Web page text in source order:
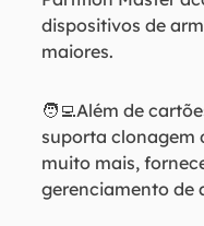
dispositivos de
maiores.
🧑‍💻Além de
suporta clonagem
muito mais,
gerenciamento de